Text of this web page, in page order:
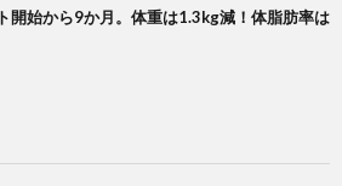
開始から9か月。体重は1.3kg減！体脂肪率は